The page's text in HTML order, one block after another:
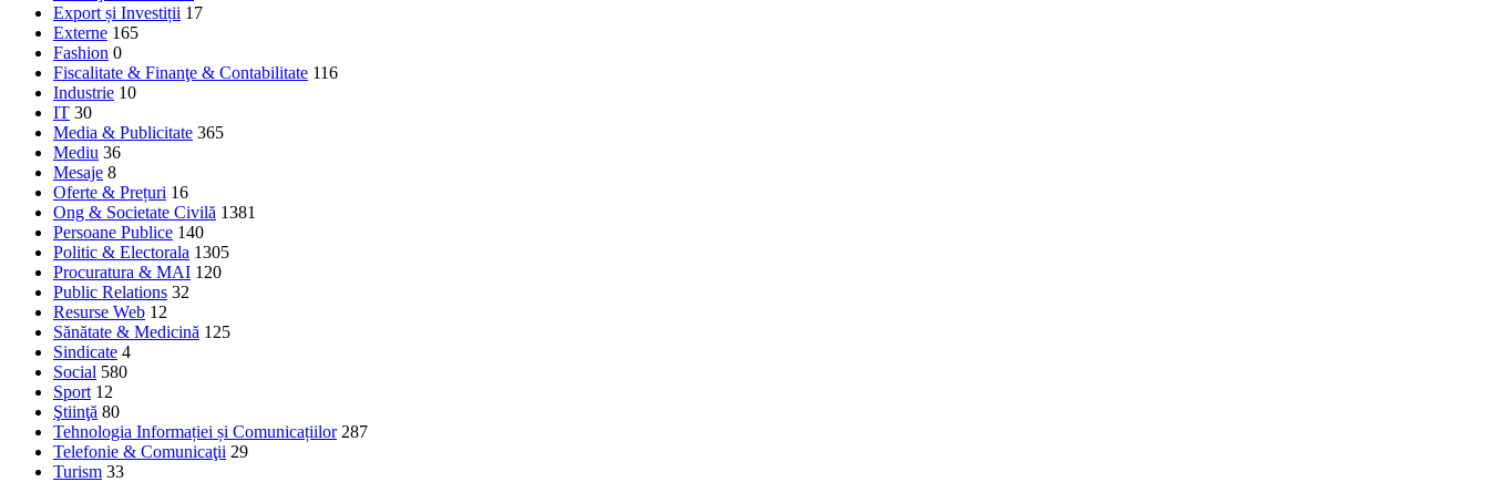
Export și Investiții 17
Externe 165
Fashion 0
Fiscalitate & Finanţe & Contabilitate 116
Industrie 10
IT 30
Media & Publicitate 365
Mediu 36
Mesaje 8
Oferte & Prețuri 16
Ong & Societate Civilă 1381
Persoane Publice 140
Politic & Electorala 1305
Procuratura & MAI 120
Public Relations 32
Resurse Web 12
Sănătate & Medicină 125
Sindicate 4
Social 580
Sport 12
Ştiinţă 80
Tehnologia Informației și Comunicațiilor 287
Telefonie & Comunicaţii 29
Turism 33